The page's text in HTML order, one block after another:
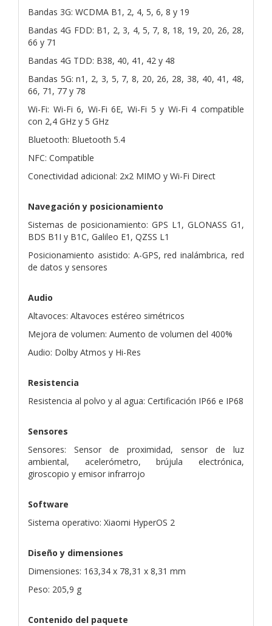
Bandas 3G: WCDMA B1, 2, 4, 5, 6, 8 y 19
Bandas 4G FDD: B1, 2, 3, 4, 5, 7, 8, 18, 19, 20, 26, 28,
66 y 71
Bandas 4G TDD: B38, 40, 41, 42 y 48
Bandas 5G: n1, 2, 3, 5, 7, 8, 20, 26, 28, 38, 40, 41, 48,
66, 71, 77 y 78
Wi-Fi: Wi-Fi 6, Wi-Fi 6E, Wi-Fi 5 y Wi-Fi 4 compatible
con 2,4 GHz y 5 GHz
Bluetooth: Bluetooth 5.4
NFC: Compatible
Conectividad adicional: 2x2 MIMO y Wi-Fi Direct
Navegación y posicionamiento
Sistemas de posicionamiento: GPS L1, GLONASS G1,
BDS B1I y B1C, Galileo E1, QZSS L1
Posicionamiento asistido: A-GPS, red inalámbrica, red
de datos y sensores
Audio
Altavoces: Altavoces estéreo simétricos
Mejora de volumen: Aumento de volumen del 400%
Audio: Dolby Atmos y Hi-Res
Resistencia
Resistencia al polvo y al agua: Certificación IP66 e IP68
Sensores
Sensores: Sensor de proximidad, sensor de luz
ambiental, acelerómetro, brújula electrónica,
giroscopio y emisor infrarrojo
Software
Sistema operativo: Xiaomi HyperOS 2
Diseño y dimensiones
Dimensiones: 163,34 x 78,31 x 8,31 mm
Peso: 205,9 g
Contenido del paquete